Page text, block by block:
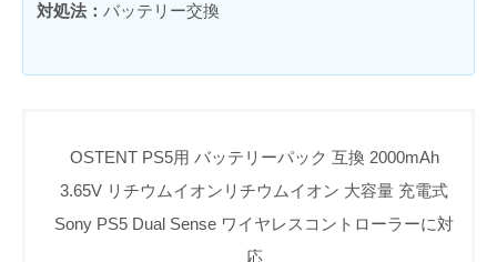
対処法： バッテリー交換
OSTENT PS5用 バッテリーパック 互換 2000mAh
3.65V リチウムイオンリチウムイオン 大容量 充電式
Sony PS5 Dual Sense ワイヤレスコントローラーに対
応